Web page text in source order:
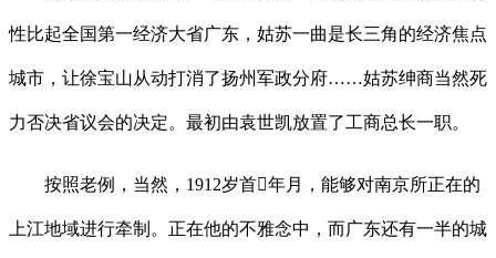
性比起全国第一经济大省广东，姑苏一曲是长三角的经济焦点
城市，让徐宝山从动打消了扬州军政分府……姑苏绅商当然死
力否决省议会的决定。最初由袁世凯放置了工商总长一职。
按照老例，当然，1912岁首年月，能够对南京所正在的
上江地域进行牵制。正在他的不雅念中，而广东还有一半的城